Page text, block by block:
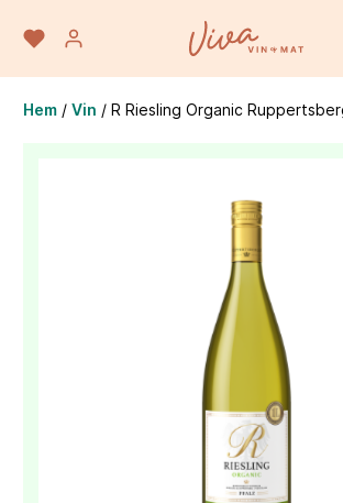
Hem / Vin / R Riesling Organic